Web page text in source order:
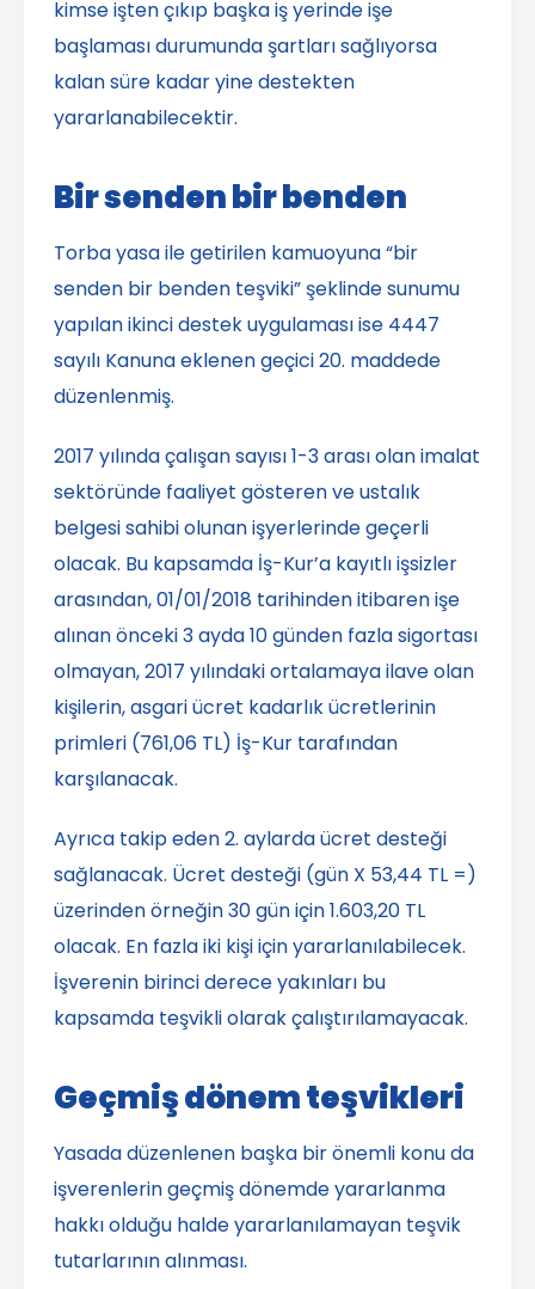
kimse işten çıkıp başka iş yerinde işe
başlaması durumunda şartları sağlıyorsa
kalan süre kadar yine destekten
yararlanabilecektir.
Bir senden bir benden
Torba yasa ile getirilen kamuoyuna “bir
senden bir benden teşviki” şeklinde sunumu
yapılan ikinci destek uygulaması ise 4447
sayılı Kanuna eklenen geçici 20. maddede
düzenlenmiş.
2017 yılında çalışan sayısı 1-3 arası olan imalat
sektöründe faaliyet gösteren ve ustalık
belgesi sahibi olunan işyerlerinde geçerli
olacak. Bu kapsamda İş-Kur’a kayıtlı işsizler
arasından, 01/01/2018 tarihinden itibaren işe
alınan önceki 3 ayda 10 günden fazla sigortası
olmayan, 2017 yılındaki ortalamaya ilave olan
kişilerin, asgari ücret kadarlık ücretlerinin
primleri (761,06 TL) İş-Kur tarafından
karşılanacak.
Ayrıca takip eden 2. aylarda ücret desteği
sağlanacak. Ücret desteği (gün X 53,44 TL =)
üzerinden örneğin 30 gün için 1.603,20 TL
olacak. En fazla iki kişi için yararlanılabilecek.
İşverenin birinci derece yakınları bu
kapsamda teşvikli olarak çalıştırılamayacak.
Geçmiş dönem teşvikleri
Yasada düzenlenen başka bir önemli konu da
işverenlerin geçmiş dönemde yararlanma
hakkı olduğu halde yararlanılamayan teşvik
tutarlarının alınması.